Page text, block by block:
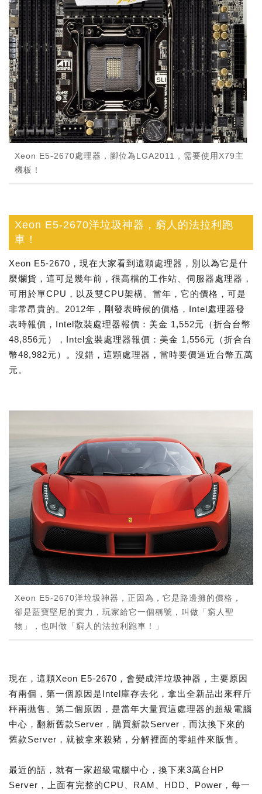
Xeon E5-2670處理器，腳位為LGA2011，需要使用X79主
機板！
Xeon E5-2670洋垃圾神器，窮人的法拉利跑
車！
Xeon E5-2670，現在大家看到這顆處理器，別以為它是什
麼爛貨，這可是幾年前，很高檔的工作站、伺服器處理器，
可用於單CPU，以及雙CPU架構。當年，它的價格，可是
非常昂貴的。2012年，剛發表時候的價格，Intel處理器發
表時報價，Intel散裝處理器報價：美金 1,552元（折合台幣
48,856元），Intel盒裝處理器報價：美金 1,556元（折合台
幣48,982元）。沒錯，這顆處理器，當時要價逼近台幣五萬
元。
Xeon E5-2670洋垃圾神器，正因為，它是路邊攤的價格，
卻是藍寶堅尼的實力，玩家給它一個稱號，叫做「窮人聖
物」，也叫做「窮人的法拉利跑車！」
現在，這顆Xeon E5-2670，會變成洋垃圾神器，主要原因
有兩個，第一個原因是Intel庫存去化，拿出全新品出來秤斤
秤兩拋售。第二個原因，是當年大量買這處理器的超級電腦
中心，翻新舊款Server，購買新款Server，而汰換下來的
舊款Server，就被拿來殺豬，分解裡面的零組件來販售。
最近的話，就有一家超級電腦中心，換下來3萬台HP
Server，上面有完整的CPU、RAM、HDD、Power，每一